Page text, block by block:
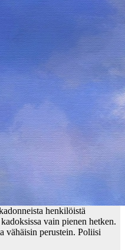
henkilöistä
vain pienen hetken.
vähäisin perustein. Poliisi